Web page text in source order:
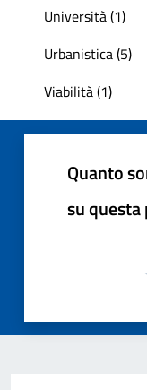
Università (1)
Urbanistica (5)
Viabilità (1)
Quanto
su questa